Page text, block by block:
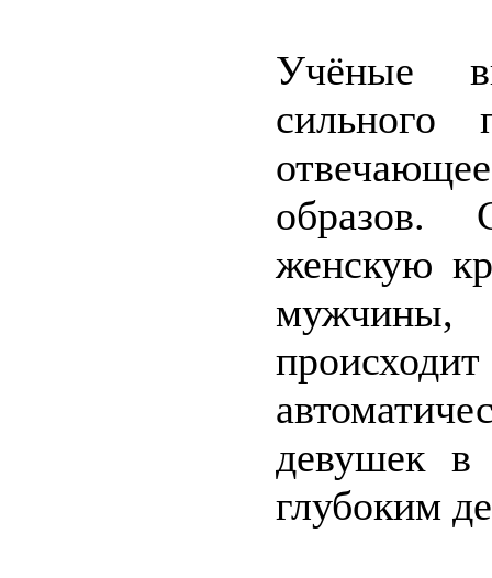
Учёные
сильного
образов.
женскую
мужчины,
девушек в
глубоким